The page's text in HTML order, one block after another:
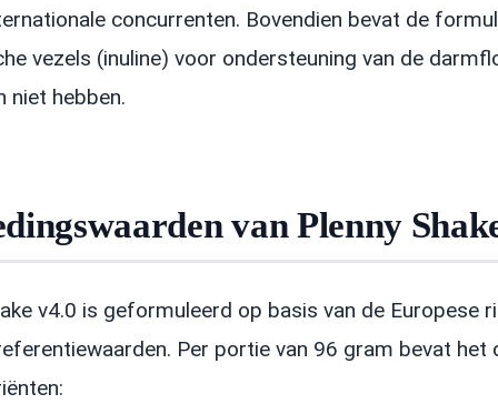
concurrenten. Bovendien bevat de
vezels (inuline) voor ondersteuning van de
niet hebben.
van Plenny
v4.0 is geformuleerd op basis van de Europese
Per portie van 96 gram bevat het